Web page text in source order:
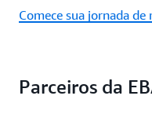
Comece sua jornada de
Parceiros da